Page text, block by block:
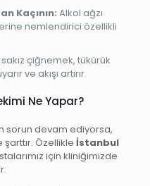
Kaçının: Alkol ağzı
nemlendirici özellikli
çiğnemek, tükürük
ve akışı artırır.
Ne Yapar?
sorun devam ediyorsa,
Özellikle İstanbul
için kliniğimizde